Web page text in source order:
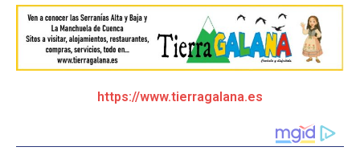
https://www.tierragalana.es